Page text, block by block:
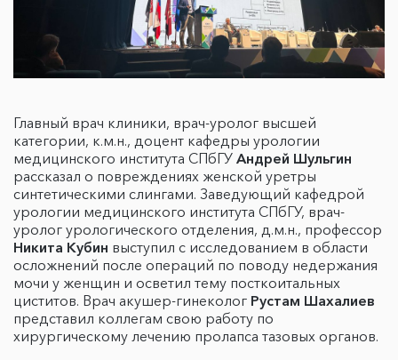
Главный врач клиники, врач-уролог высшей
категории, к.м.н., доцент кафедры урологии
медицинского института СПбГУ Андрей Шульгин
рассказал о повреждениях женской уретры
синтетическими слингами. Заведующий кафедрой
урологии медицинского института СПбГУ, врач-
уролог урологического отделения, д.м.н., профессор
Никита Кубин выступил с исследованием в области
осложнений после операций по поводу недержания
мочи у женщин и осветил тему посткоитальных
циститов. Врач акушер-гинеколог Рустам Шахалиев
представил коллегам свою работу по
хирургическому лечению пролапса тазовых органов.